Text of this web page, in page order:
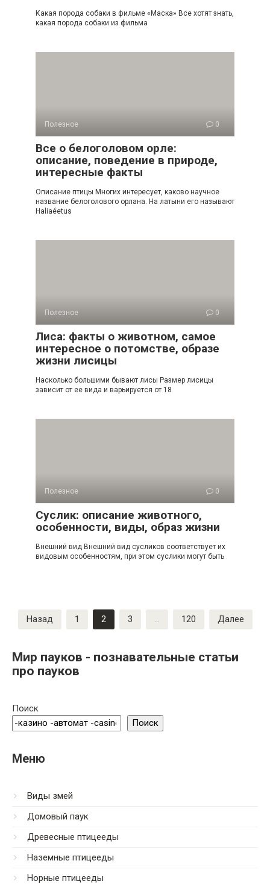
Какая порода собаки в фильме «Маска» Все хотят знать,
какая порода собаки из фильма
Полезное 0
Все о белоголовом орле:
описание, поведение в природе,
интересные факты
Описание птицы Многих интересует, каково научное
название белоголового орлана. На латыни его называют
Haliaéetus
Полезное 0
Лиса: факты о животном, самое
интересное о потомстве, образе
жизни лисицы
Насколько большими бывают лисы Размер лисицы
зависит от ее вида и варьируется от 18
Полезное 0
Суслик: описание животного,
особенности, виды, образ жизни
Внешний вид Внешний вид сусликов соответствует их
видовым особенностям, при этом суслики могут быть
Пагинация
записей
Назад 1 2 3 … 120 Далее
Мир пауков - познавательные статьи
про пауков
Поиск
Поиск
Меню
Виды змей
Домовый паук
Древесные птицееды
Наземные птицееды
Норные птицееды